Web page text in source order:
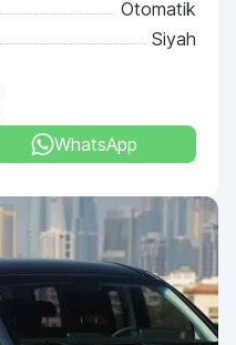
Otomatik
Siyah
WhatsApp